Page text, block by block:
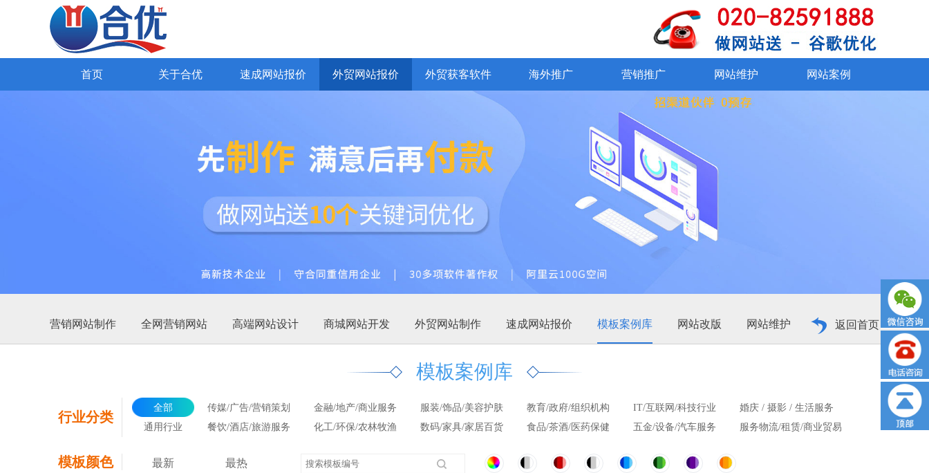
首页 关于合优 速成网站报价 外贸网站报价 外贸获客软件 海外推广 营销推广
营销推广
网站维护 网站案例
外贸网站报价
通
在线交易系统
360°VR看厂
Google推广
SEO网站优化 SSL证书
知名企业 企业官网 商务服务 商城、行业门户 响应式、H5网站 手机、微信
营销网站制作 全网营销网站 高端网站设计 商城网站开发 外贸网站制作 速成网站报价 模板案例库 网站改版 网站维护 返回首页
模板案例库
行业分类
全部 传媒/广告/营销策划 金融/地产/商业服务 服装/饰品/美容护肤 教育/政府/组织机构 IT/互联网/科技行业
婚庆 / 摄影 / 生活服务
通用行业
餐饮/酒店/旅游服务 化工/环保/农林牧渔 数码/家具/家居百货 食品/茶酒/医药保健 五金/设备/汽车服务 服务物流/租赁/商业贸易
模板颜色 最新 最热